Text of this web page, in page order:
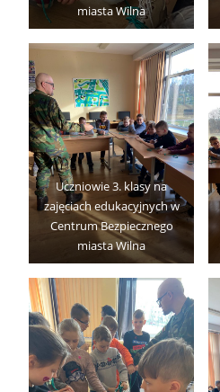
miasta Wilna
Uczniowie 3. klasy na
zajęciach edukacyjnych w
Centrum Bezpiecznego
miasta Wilna